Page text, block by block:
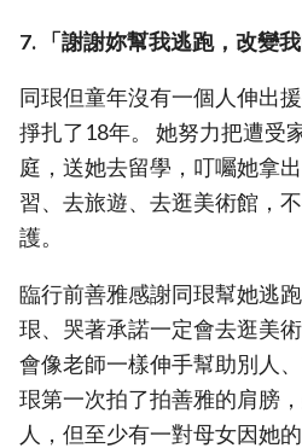
7. 「謝謝妳幫我逃跑，改變
同珢但童年沒有一個人伸出
掙扎了18年。 她努力把遭受
庭，送她去留學，叮囑她拿
習、去旅遊、去逛美術館，
護。
臨行前善雅感謝同珢幫她逃
珢、哭著承諾一定會去逛美
會像老師一樣伸手幫助別人
珢第一次拍了拍善雅的肩膀
人，但至少有一對母女因她